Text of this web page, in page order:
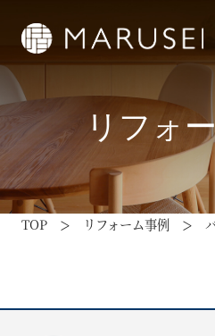
はじめて
リノベー
家まもり
リフォ
TOP リフォーム事例